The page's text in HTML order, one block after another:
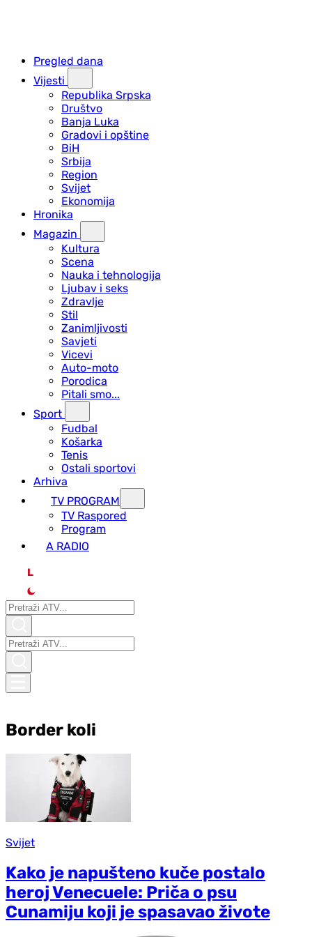
Pregled dana
Vijesti
Republika Srpska
Društvo
Banja Luka
Gradovi i opštine
BiH
Srbija
Region
Svijet
Ekonomija
Hronika
Magazin
Kultura
Scena
Nauka i tehnologija
Ljubav i seks
Zdravlje
Stil
Zanimljivosti
Savjeti
Vicevi
Auto-moto
Porodica
Pitali smo...
Sport
Fudbal
Košarka
Tenis
Ostali sportovi
Arhiva
TV PROGRAM
ТV Raspored
Program
A RADIO
L
Border koli
Svijet
Kako je napušteno kuče postalo
heroj Venecuele: Priča o psu
Cunamiju koji je spasavao živote